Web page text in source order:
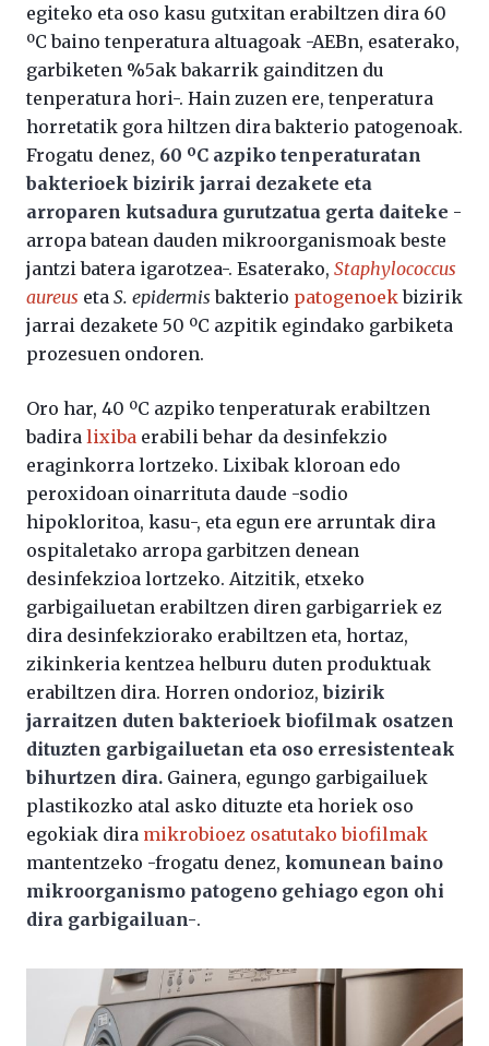
egiteko eta oso kasu gutxitan erabiltzen dira 60
ºC baino tenperatura altuagoak -AEBn, esaterako,
garbiketen %5ak bakarrik gainditzen du
tenperatura hori-. Hain zuzen ere, tenperatura
horretatik gora hiltzen dira bakterio patogenoak.
Frogatu denez, 60 ºC azpiko tenperaturatan
bakterioek bizirik jarrai dezakete eta
arroparen kutsadura gurutzatua gerta daiteke -
arropa batean dauden mikroorganismoak beste
jantzi batera igarotzea-. Esaterako, Staphylococcus
aureus eta S. epidermis bakterio patogenoekbizirik
jarrai dezakete 50 ºC azpitik egindako garbiketa
prozesuen ondoren.
Oro har, 40 ºC azpiko tenperaturak erabiltzen
badira lixiba erabili behar da desinfekzio
eraginkorra lortzeko. Lixibak kloroan edo
peroxidoan oinarrituta daude -sodio
hipokloritoa, kasu-, eta egun ere arruntak dira
ospitaletako arropa garbitzen denean
desinfekzioa lortzeko. Aitzitik, etxeko
garbigailuetan erabiltzen diren garbigarriek ez
dira desinfekziorako erabiltzen eta, hortaz,
zikinkeria kentzea helburu duten produktuak
erabiltzen dira. Horren ondorioz,bizirik
jarraitzen duten bakterioek biofilmak osatzen
dituzten garbigailuetan eta oso erresistenteak
bihurtzen dira. Gainera, egungo garbigailuek
plastikozko atal asko dituzte eta horiek oso
egokiak dira mikrobioez osatutako biofilmak
mantentzeko -frogatu denez, komunean baino
mikroorganismo patogeno gehiago egon ohi
dira garbigailuan-.